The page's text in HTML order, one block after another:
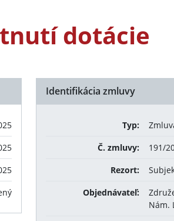
dotácie
Identifikácia zmluvy
Typ:
Č. zmluvy:
191/
Rezort:
Objednávateľ:
Nám.